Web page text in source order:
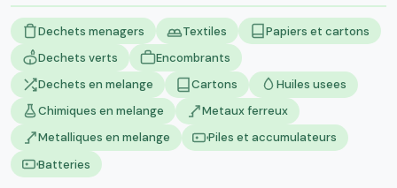
Dechets menagers Textiles
Papiers et cartons
Dechets verts
Encombrants
Dechets en melange
Cartons
Huiles usees
Chimiques en melange
Metaux ferreux
Metalliques en melange
Piles et accumulateurs
Batteries